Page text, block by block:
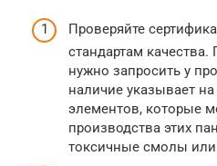
Проверяйте
стандартам качества.
нужно запросить у
наличие указывает
элементов, которые
производства этих
токсичные смолы